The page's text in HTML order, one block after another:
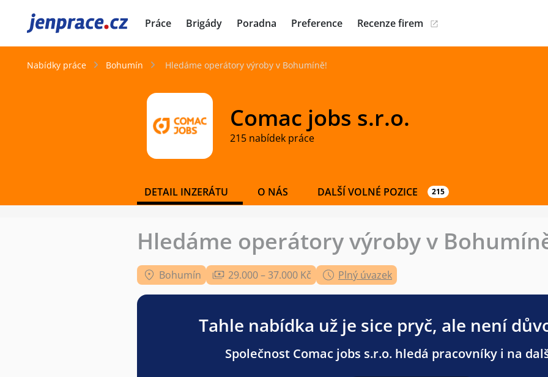
JenPráce.cz Práce Brigády Poradna Preference Recenze firem
Nabídky práce Bohumín Hledáme operátory výroby v Bohumíně!
Comac jobs s.r.o.
215 nabídek práce
DETAIL INZERÁTU O NÁS DALŠÍ VOLNÉ POZICE 215
Hledáme operátory výroby v
Bohumín 29.000 – 37.000 Kč Plný úvazek
Tahle nabídka už je sice pryč, ale není
Společnost Comac jobs s.r.o. hledá pracovníky i na